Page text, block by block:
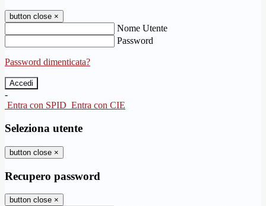
button close ×
Nome Utente
Password
Password dimenticata?
-
Entra con SPID Entra con CIE
Seleziona utente
button close ×
Recupero password
button close ×